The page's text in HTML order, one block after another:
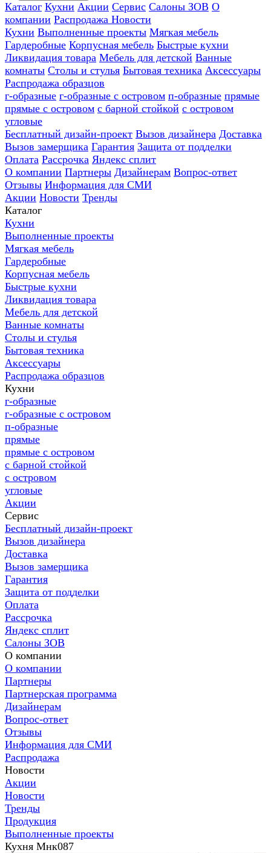
Каталог Кухни Акции Сервис Салоны ЗОВ О
компании Распродажа Новости
Кухни Выполненные проекты Мягкая мебель
Гардеробные Корпусная мебель Быстрые кухни
Ликвидация товара Мебель для детской Ванные
комнаты Столы и стулья Бытовая техника Аксессуары
Распродажа образцов
г-образные г-образные с островом п-образные прямые
прямые с островом с барной стойкой с островом
угловые
Бесплатный дизайн-проект Вызов дизайнера Доставка
Вызов замерщика Гарантия Защита от подделки
Оплата Рассрочка Яндекс сплит
О компании Партнеры Дизайнерам Вопрос-ответ
Отзывы Информация для СМИ
Акции Новости Тренды
Каталог
Кухни
Выполненные проекты
Мягкая мебель
Гардеробные
Корпусная мебель
Быстрые кухни
Ликвидация товара
Мебель для детской
Ванные комнаты
Столы и стулья
Бытовая техника
Аксессуары
Распродажа образцов
Кухни
г-образные
г-образные с островом
п-образные
прямые
прямые с островом
с барной стойкой
с островом
угловые
Акции
Сервис
Бесплатный дизайн-проект
Вызов дизайнера
Доставка
Вызов замерщика
Гарантия
Защита от подделки
Оплата
Рассрочка
Яндекс сплит
Салоны ЗОВ
О компании
О компании
Партнеры
Партнерская программа
Дизайнерам
Вопрос-ответ
Отзывы
Информация для СМИ
Распродажа
Новости
Акции
Новости
Тренды
Продукция
Выполненные проекты
Кухня Мнк087